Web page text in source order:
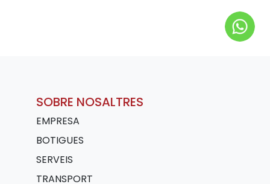
SOBRE NOSALTRES
EMPRESA
BOTIGUES
SERVEIS
TRANSPORT